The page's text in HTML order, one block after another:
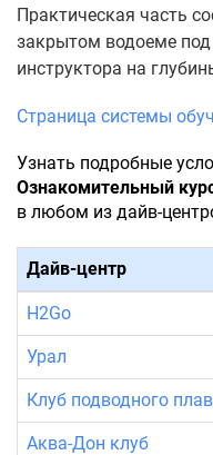
Практическая часть
закрытом водоеме
инструктора на
Страница системы
Узнать подробные
Ознакомительный
в любом из дайв-
Дайв-центр
H2Go
Урал
Клуб подводного
Аква-Дон клуб